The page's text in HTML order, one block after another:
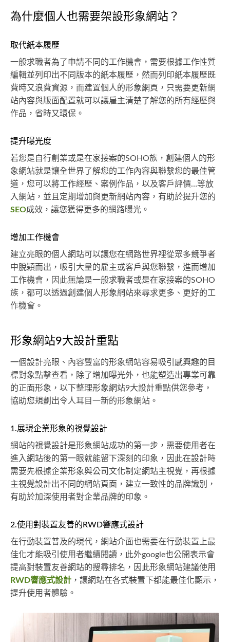
為什麼個人也需要架設形象網站？
取代紙本履歷
一般求職者為了申請不同的工作機會，需要根據工作性質
編輯並列印出不同版本的紙本履歷，然而列印紙本履歷既
費時又浪費資源，而建置個人的形象網頁，只需要更新網
站內容與版面配置就可以讓雇主清楚了解您的所有經歷與
作品，省時又環保。
提升曝光度
若您是自行創業或是在家接案的SOHO族，創建個人的形
象網站就是讓全世界了解您的工作內容與聯繫您的最佳管
道，您可以將工作經歷、案例作品，以及客戶評價…等放
入網站，並且定期增加與更新網站內容，有助於提升您的
SEO成效，讓您獲得更多的網路曝光。
增加工作機會
建立亮眼的個人網站可以讓您在網路世界裡從眾多競爭者
中脫穎而出，吸引大量的雇主或客戶與您聯繫，進而增加
工作機會，因此無論是一般求職者或是在家接案的SOHO
族，都可以透過創建個人形象網站來尋求更多、更好的工
作機會。
形象網站9大設計重點
一個設計亮眼、內容豐富的形象網站容易吸引感興趣的目
標對象點擊查看，除了增加曝光外，也能塑造出專業可靠
的正面形象，以下整理形象網站9大設計重點供您參考，
協助您規劃出令人耳目一新的形象網站。
1.展現企業形象的視覺設計
網站的視覺設計是形象網站成功的第一步，需要使用者在
進入網站後的第一眼就能留下深刻的印象，因此在設計時
需要先根據企業形象與公司文化制定網站主視覺，再根據
主視覺設計出不同的網站頁面，建立一致性的品牌識別，
有助於加深使用者對企業品牌的印象。
2.使用對裝置友善的RWD響應式設計
在行動裝置普及的現代，網站介面也需要在行動裝置上最
佳化才能吸引使用者繼續閱讀，此外google也公開表示會
提高對裝置友善網站的搜尋排名，因此形象網站建議使用
RWD響應式設計 ，讓網站在各式裝置下都能最佳化顯示，
提升使用者體驗。